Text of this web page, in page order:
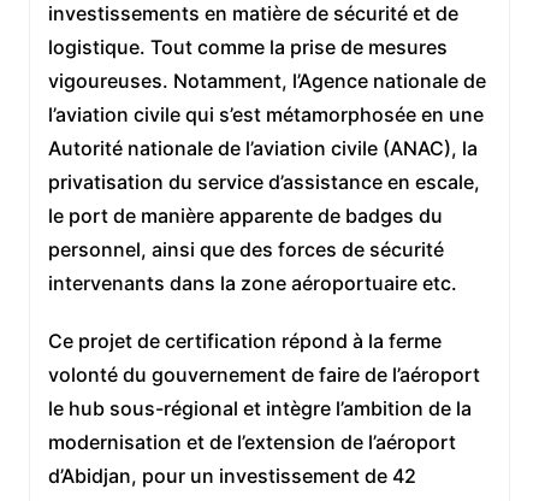
investissements en matière de sécurité et de
logistique. Tout comme la prise de mesures
vigoureuses. Notamment, l’Agence nationale de
l’aviation civile qui s’est métamorphosée en une
Autorité nationale de l’aviation civile (ANAC), la
privatisation du service d’assistance en escale,
le port de manière apparente de badges du
personnel, ainsi que des forces de sécurité
intervenants dans la zone aéroportuaire etc.
Ce projet de certification répond à la ferme
volonté du gouvernement de faire de l’aéroport
le hub sous-régional et intègre l’ambition de la
modernisation et de l’extension de l’aéroport
d’Abidjan, pour un investissement de 42